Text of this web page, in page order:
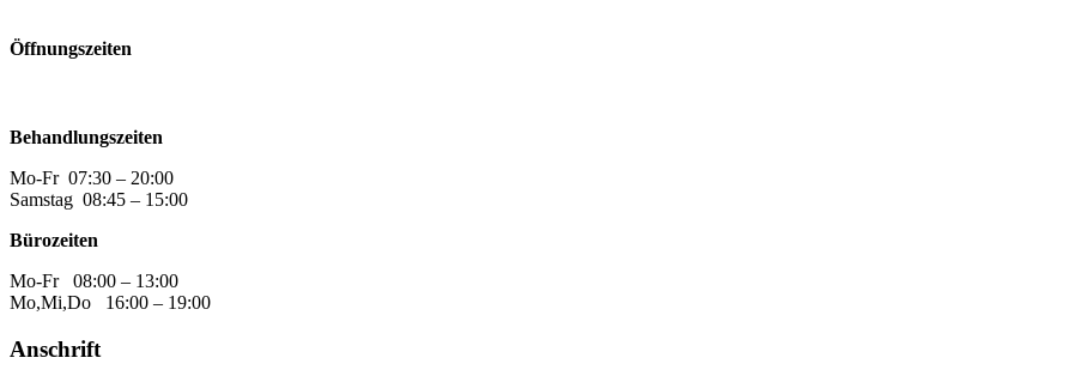
Öffnungszeiten
Behandlungszeiten
Mo-Fr 07:30 – 20:00
Samstag 08:45 – 15:00
Bürozeiten
Mo-Fr 08:00 – 13:00
Mo,Mi,Do 16:00 – 19:00
Anschrift